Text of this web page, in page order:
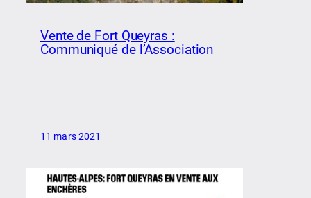
Vente de Fort Queyras :
Communiqué de l’Association
11 mars 2021